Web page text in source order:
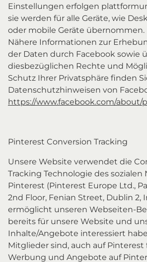
Einstellungen erfolgen
sie werden für alle Geräte, wie
oder mobile Geräte übernommen.
Nähere Informationen zur
der Daten durch Facebook sowie
diesbezüglichen Rechte und
Schutz Ihrer Privatsphäre finden
Datenschutzhinweisen von
https://www.facebook.com/about/
Pinterest Conversion Tracking
Unsere Website verwendet die
Tracking Technologie des sozialen
Pinterest (Pinterest Europe Ltd.,
2nd Floor, Fenian Street, Dublin 2,
ermöglicht unseren Webseiten-
bereits für unsere Website und
Inhalte/Angebote interessiert
Mitglieder sind, auch auf Pinterest
Werbung und Angebote auf